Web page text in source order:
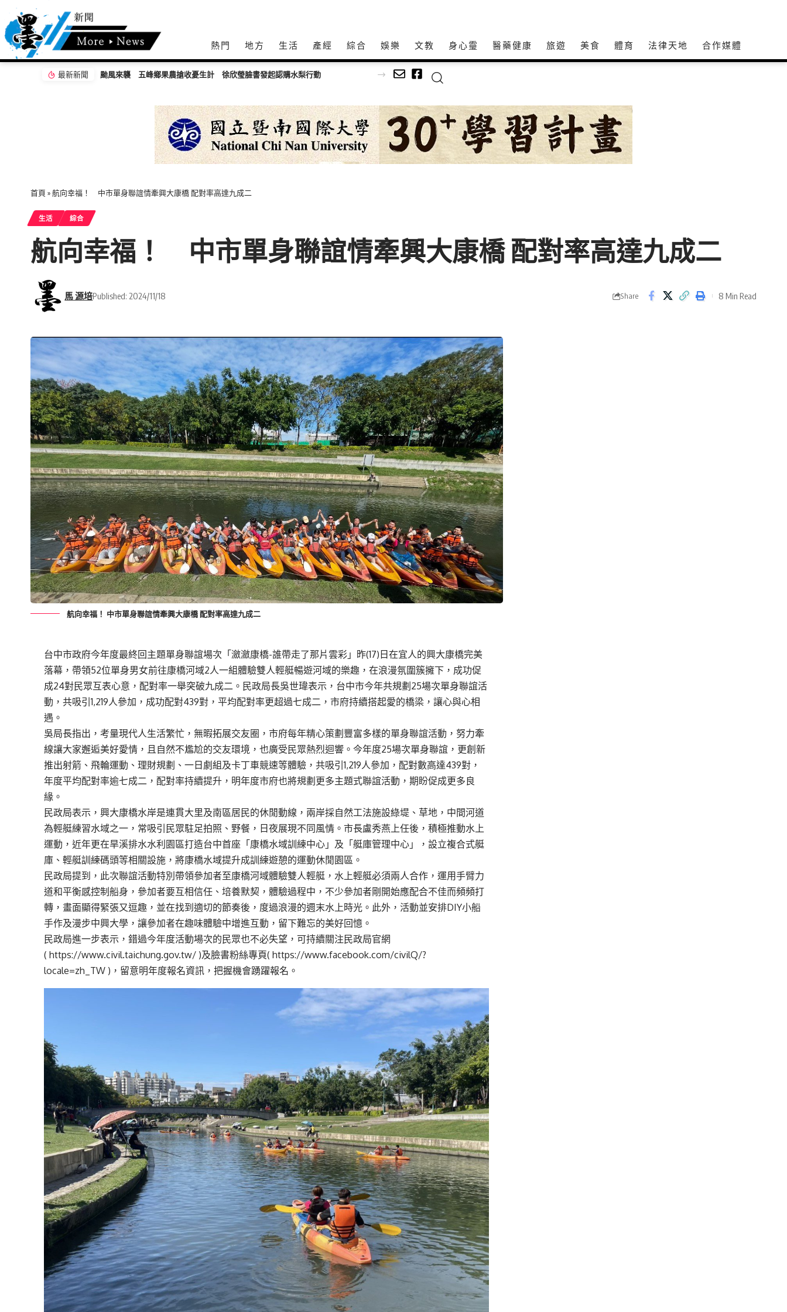
熱門 地方 生活 產經 綜合 娛樂 文教 身心𩆜 醫藥健康 旅遊 美食 體育 法律天地 合作媒體
最新新聞 中國人體工程學研究院發布全球健康倡議 推動「大健康、大養生、大防疫」新生活系統
首頁 »航向幸福！ 中市單身聯誼情牽興大康橋 配對率高達九成二
生活 綜合
航向幸福！ 中市單身聯誼情牽興大康橋 配對率高達九成二
馬 源培Published: 2024/11/18 Share 8 Min Read
航向幸福！ 中市單身聯誼情牽興大康橋 配對率高達九成二
台中市政府今年度最終回主題單身聯誼場次「瀲瀲康橋-誰帶走了那片雲彩」昨(17)日在宜人的興大康橋完美
落幕，帶領52位單身男女前往康橋河域2人一組體驗雙人輕艇暢遊河域的樂趣，在浪漫氛圍簇擁下，成功促
成24對民眾互表心意，配對率一舉突破九成二。民政局長吳世瑋表示，台中市今年共規劃25場次單身聯誼活
動，共吸引1,219人參加，成功配對439對，平均配對率更超過七成二，市府持續搭起愛的橋梁，讓心與心相
遇。
吳局長指出，考量現代人生活繁忙，無暇拓展交友圈，市府每年精心策劃豐富多樣的單身聯誼活動，努力牽
線讓大家邂逅美好愛情，且自然不尷尬的交友環境，也廣受民眾熱烈迴響。今年度25場次單身聯誼，更創新
推出射箭、飛輪運動、理財規劃、一日劇組及卡丁車競速等體驗，共吸引1,219人參加，配對數高達439對，
年度平均配對率逾七成二，配對率持續提升，明年度市府也將規劃更多主題式聯誼活動，期盼促成更多良
緣。
民政局表示，興大康橋水岸是連貫大里及南區居民的休閒動線，兩岸採自然工法施設綠堤、草地，中間河道
為輕艇練習水域之一，常吸引民眾駐足拍照、野餐，日夜展現不同風情。市長盧秀燕上任後，積極推動水上
運動，近年更在旱溪排水水利園區打造台中首座「康橋水域訓練中心」及「艇庫管理中心」，設立複合式艇
庫、輕艇訓練碼頭等相關設施，將康橋水域提升成訓練遊憩的運動休閒園區。
民政局提到，此次聯誼活動特別帶領參加者至康橋河域體驗雙人輕艇，水上輕艇必須兩人合作，運用手臂力
道和平衡感控制船身，參加者要互相信任、培養默契，體驗過程中，不少參加者剛開始應配合不佳而頻頻打
轉，畫面顯得緊張又逗趣，並在找到適切的節奏後，度過浪漫的週末水上時光。此外，活動並安排DIY小船
手作及漫步中興大學，讓參加者在趣味體驗中增進互動，留下難忘的美好回憶。
民政局進一步表示，錯過今年度活動場次的民眾也不必失望，可持續關注民政局官網
(https://www.civil.taichung.gov.tw/ )及臉書粉絲專頁(https://www.facebook.com/civilQ/?
locale=zh_TW )，留意明年度報名資訊，把握機會踴躍報名。